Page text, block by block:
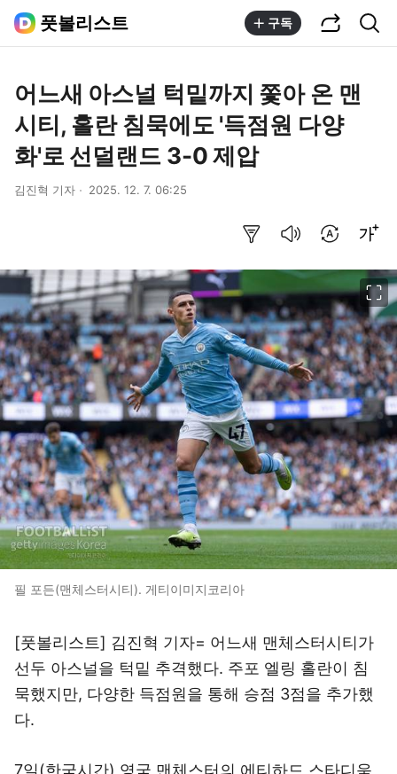
풋볼리스트 구독
어느새 아스널 턱밑까지 쫓아 온 맨
시티, 홀란 침묵에도 '득점원 다양
화'로 선덜랜드 3-0 제압
김진혁 기자 2025. 12. 7. 06:25
필 포든(맨체스터시티). 게티이미지코리아
[풋볼리스트] 김진혁 기자= 어느새 맨체스터시티가
선두 아스널을 턱밑 추격했다. 주포 엘링 홀란이 침
묵했지만, 다양한 득점원을 통해 승점 3점을 추가했
다.
7일(한국시간) 영국 맨체스터의 에티하드 스타디움